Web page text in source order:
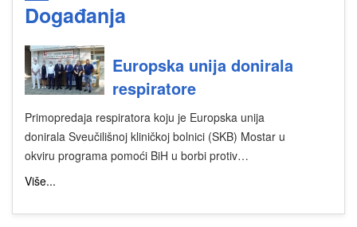
Događanja
Europska unija donirala
respiratore
Primopredaja respiratora koju je Europska unija
donirala Sveučilišnoj kliničkoj bolnici (SKB) Mostar u
okviru programa pomoći BiH u borbi protiv…
Više...